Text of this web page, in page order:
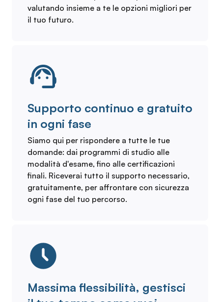
valutando insieme a te le opzioni migliori per
il tuo futuro.
Supporto continuo e gratuito
in ogni fase
Siamo qui per rispondere a tutte le tue
domande: dai programmi di studio alle
modalità d'esame, fino alle certificazioni
finali. Riceverai tutto il supporto necessario,
gratuitamente, per affrontare con sicurezza
ogni fase del tuo percorso.
Massima flessibilità, gestisci